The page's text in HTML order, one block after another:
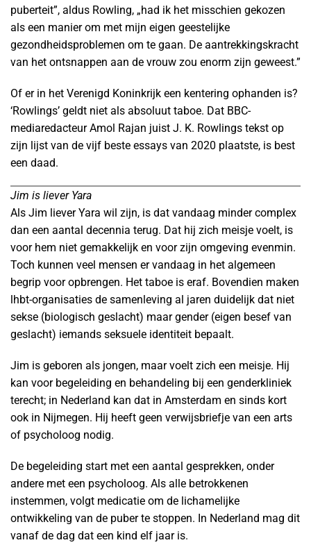
puberteit”, aldus Rowling, „had ik het misschien gekozen
als een manier om met mijn eigen geestelijke
gezondheidsproblemen om te gaan. De aantrekkingskracht
van het ontsnappen aan de vrouw zou enorm zijn geweest.”
Of er in het Verenigd Koninkrijk een kentering ophanden is?
‘Rowlings’ geldt niet als absoluut taboe. Dat BBC-
mediaredacteur Amol Rajan juist J. K. Rowlings tekst op
zijn lijst van de vijf beste essays van 2020 plaatste, is best
een daad.
Jim is liever Yara
Als Jim liever Yara wil zijn, is dat vandaag minder complex
dan een aantal decennia terug. Dat hij zich meisje voelt, is
voor hem niet gemakkelijk en voor zijn omgeving evenmin.
Toch kunnen veel mensen er vandaag in het algemeen
begrip voor opbrengen. Het taboe is eraf. Bovendien maken
lhbt-organisaties de samenleving al jaren duidelijk dat niet
sekse (biologisch geslacht) maar gender (eigen besef van
geslacht) iemands seksuele identiteit bepaalt.
Jim is geboren als jongen, maar voelt zich een meisje. Hij
kan voor begeleiding en behandeling bij een genderkliniek
terecht; in Nederland kan dat in Amsterdam en sinds kort
ook in Nijmegen. Hij heeft geen verwijsbriefje van een arts
of psycholoog nodig.
De begeleiding start met een aantal gesprekken, onder
andere met een psycholoog. Als alle betrokkenen
instemmen, volgt medicatie om de lichamelijke
ontwikkeling van de puber te stoppen. In Nederland mag dit
vanaf de dag dat een kind elf jaar is.